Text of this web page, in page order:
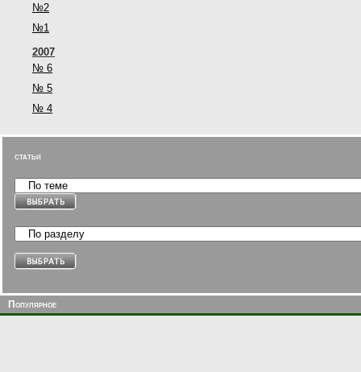
№2
№1
2007
№ 6
№ 5
№ 4
статьи
Популярное